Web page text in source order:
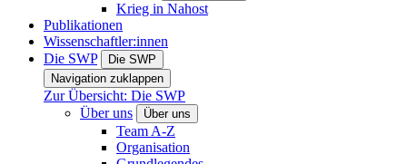
Krieg in Nahost
Publikationen
Wissenschaftler:innen
Die SWP
Die SWP
Navigation zuklappen
Zur Übersicht: Die SWP
Über uns
Über uns
Team A-Z
Organisation